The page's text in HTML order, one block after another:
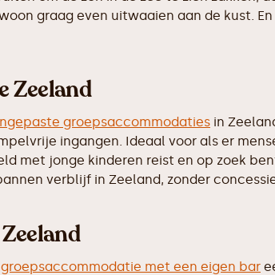
graag even uitwaaien aan de kust.
Zeeland
groepsaccommodaties in
ingangen. Ideaal voor als er
met jonge kinderen reist en op zoek
verblijf in Zeeland, zonder
groepsaccommodatie met een eigen bar